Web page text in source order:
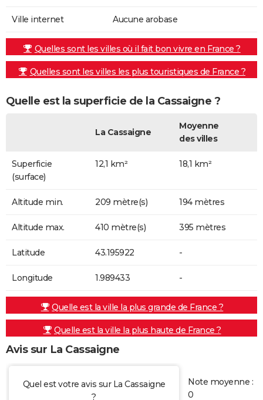
Ville internet Aucune arobase
Quelles sont les villes où il fait bon vivre en France ?
Quelles sont les villes les plus touristiques de France ?
Quelle est la superficie de la Cassaigne ?
La Cassaigne
Moyenne
des villes
Superficie
(surface)
12,1 km² 18,1 km²
Altitude min. 209 mètre(s) 194 mètres
Altitude max. 410 mètre(s) 395 mètres
Latitude 43.195922 -
Longitude 1.989433 -
Quelle est la ville la plus grande de France ?
Quelle est la ville la plus haute de France ?
Avis sur La Cassaigne
Quel est votre avis sur La Cassaigne
?
Note moyenne :
0